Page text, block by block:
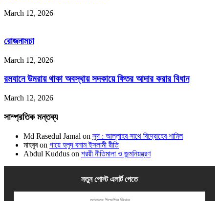
March 12, 2026
রোজনামচা
March 12, 2026
রমযানে উমরায় থাকা অবস্থায় সদকায়ে ফিতর আদার করার বিধান
March 12, 2026
সাম্প্রতিক মন্তব্য
Md Rasedul Jamal on সুদ : আল্লাহর সাথে বিদ্রোহের শামিল
মাহবুবon গায়ে হলুদ বনাম ইসলামী রীতি
Abdul Kuddus on শরয়ী নীতিমালা ও জন্মনিয়ন্ত্রণ
নতুন পোস্ট এলার্ট পেতে